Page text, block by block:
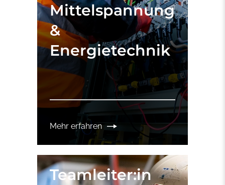
Mittelspannung
&
Energietechnik
Mehr erfahren
Teamleiter:in